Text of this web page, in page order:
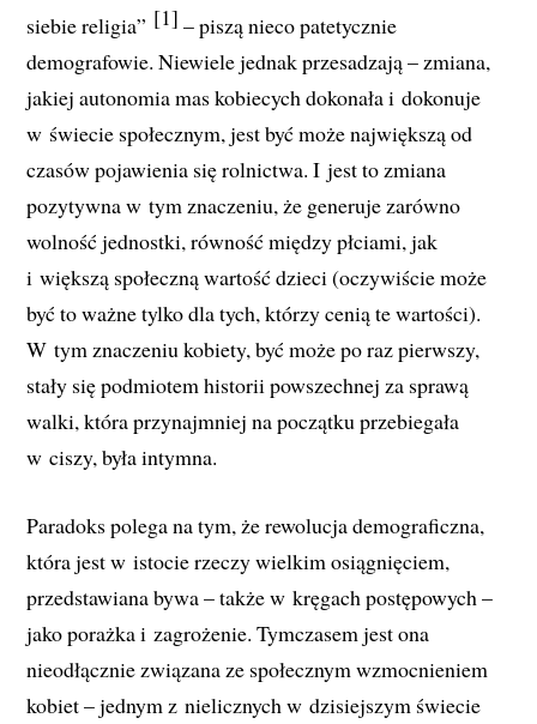
siebie religia” [1] – piszą nieco patetycznie
demografowie. Niewiele jednak przesadzają – zmiana,
jakiej autonomia mas kobiecych dokonała i dokonuje
w świecie społecznym, jest być może największą od
czasów pojawienia się rolnictwa. I jest to zmiana
pozytywna w tym znaczeniu, że generuje zarówno
wolność jednostki, równość między płciami, jak
i większą społeczną wartość dzieci (oczywiście może
być to ważne tylko dla tych, którzy cenią te wartości).
W tym znaczeniu kobiety, być może po raz pierwszy,
stały się podmiotem historii powszechnej za sprawą
walki, która przynajmniej na początku przebiegała
w ciszy, była intymna.
Paradoks polega na tym, że rewolucja demograficzna,
która jest w istocie rzeczy wielkim osiągnięciem,
przedstawiana bywa – także w kręgach postępowych –
jako porażka i zagrożenie. Tymczasem jest ona
nieodłącznie związana ze społecznym wzmocnieniem
kobiet – jednym z nielicznych w dzisiejszym świecie